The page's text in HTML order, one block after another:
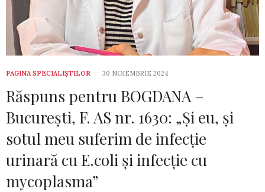
PAGINA SPECIALIȘTILOR 30 NOIEMBRIE 2024
Răspuns pentru BOGDANA –
București, F. AS nr. 1630: „Și eu, și
sotul meu suferim de infecție
urinară cu E.coli și infecție cu
mycoplasma”